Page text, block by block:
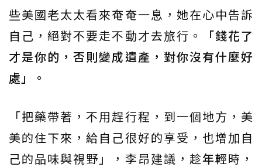
些美國老太太看來奄奄一息，她在心中告訴
自己，絕對不要走不動才去旅行。
「錢花了
才是你的，否則變成遺產，對你沒有什麼好
處」。
「把藥帶著，不用趕行程，到一個地方，美
美的住下來，給自己很好的享受，也增加自
己的品味與視野」，李昂建議，趁年輕時，